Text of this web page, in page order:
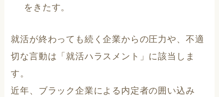
をきたす。
就活が終わっても続く企業からの圧力や、不適
切な言動は「就活ハラスメント」に該当しま
す。
近年、ブラック企業による内定者の囲い込み